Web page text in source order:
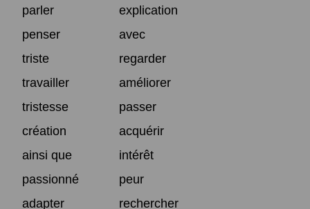
parler
explication
penser
avec
triste
regarder
travailler
améliorer
tristesse
passer
création
acquérir
ainsi que
intérêt
passionné
peur
adapter
rechercher